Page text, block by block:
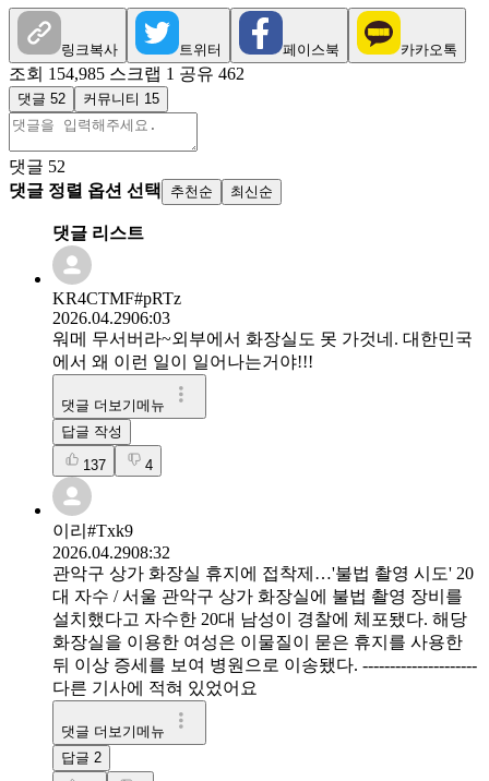
링크복사 트위터 페이스북 카카오톡
조회 154,985 스크랩 1 공유 462
댓글 52 커뮤니티 15
댓글 52
댓글 정렬 옵션 선택
추천순 최신순
댓글 리스트
KR4CTMF#pRTz
2026.04.2906:03
워메 무서버라~외부에서 화장실도 못 가것네. 대한민국
에서 왜 이런 일이 일어나는거야!!!
댓글 더보기메뉴
답글 작성
137 4
이리#Txk9
2026.04.2908:32
관악구 상가 화장실 휴지에 접착제…'불법 촬영 시도' 20
대 자수 / 서울 관악구 상가 화장실에 불법 촬영 장비를
설치했다고 자수한 20대 남성이 경찰에 체포됐다. 해당
화장실을 이용한 여성은 이물질이 묻은 휴지를 사용한
뒤 이상 증세를 보여 병원으로 이송됐다. --------‐-‐----------
다른 기사에 적혀 있었어요
댓글 더보기메뉴
답글 2